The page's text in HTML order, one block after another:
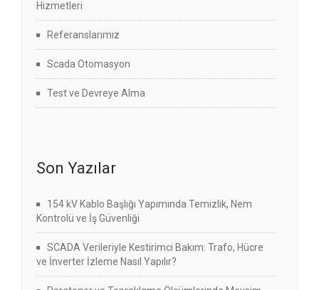
Hizmetleri
Referanslarımız
Scada Otomasyon
Test ve Devreye Alma
Son Yazılar
154 kV Kablo Başlığı Yapımında Temizlik, Nem
Kontrolü ve İş Güvenliği
SCADA Verileriyle Kestirimci Bakım: Trafo, Hücre
ve İnverter İzleme Nasıl Yapılır?